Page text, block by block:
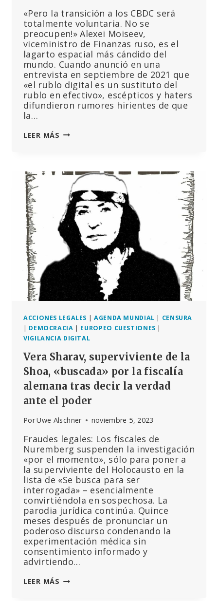
«Pero la transición a los CBDC será
totalmente voluntaria. No se
preocupen!» Alexei Moiseev,
viceministro de Finanzas ruso, es el
lagarto espacial más cándido del
mundo. Cuando anunció en una
entrevista en septiembre de 2021 que
«el rublo digital es un sustituto del
rublo en efectivo», escépticos y haters
difundieron rumores hirientes de que
la…
LEER MÁS EL
RUSO
DICE
(OTRA
VEZ)
QUE
EL
RUBLO
DIGITAL
SUSTITUIRÁ
AL
EFECTIVO
ACCIONES LEGALES | AGENDA MUNDIAL | CENSURA
| DEMOCRACIA | EUROPEO CUESTIONES |
VIGILANCIA DIGITAL
Vera Sharav, superviviente de la
Shoa, «buscada» por la fiscalía
alemana tras decir la verdad
ante el poder
PorUwe Alschner noviembre 5, 2023
Fraudes legales: Los fiscales de
Nuremberg suspenden la investigación
«por el momento», sólo para poner a
la superviviente del Holocausto en la
lista de «Se busca para ser
interrogada» – esencialmente
convirtiéndola en sospechosa. La
parodia jurídica continúa. Quince
meses después de pronunciar un
poderoso discurso condenando la
experimentación médica sin
consentimiento informado y
advirtiendo…
LEER MÁS VERA